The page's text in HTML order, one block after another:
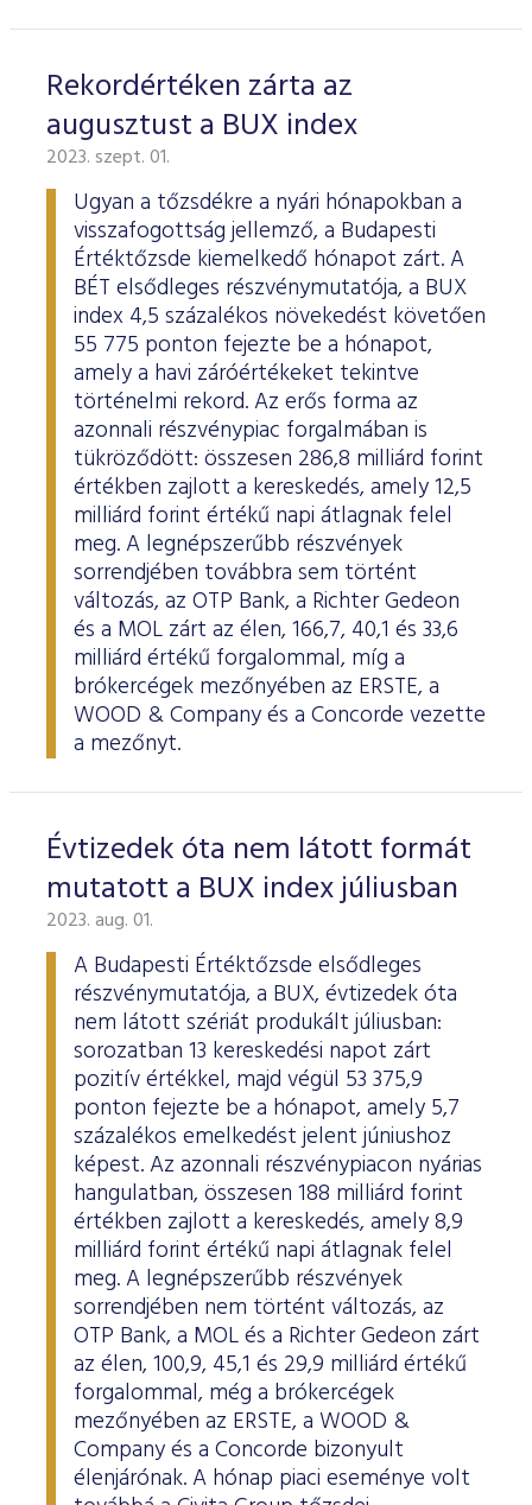
Rekordértéken zárta az
augusztust a BUX index
2023. szept. 01.
Ugyan a tőzsdékre a nyári hónapokban a
visszafogottság jellemző, a Budapesti
Értéktőzsde kiemelkedő hónapot zárt. A
BÉT elsődleges részvénymutatója, a BUX
index 4,5 százalékos növekedést követően
55 775 ponton fejezte be a hónapot,
amely a havi záróértékeket tekintve
történelmi rekord. Az erős forma az
azonnali részvénypiac forgalmában is
tükröződött: összesen 286,8 milliárd forint
értékben zajlott a kereskedés, amely 12,5
milliárd forint értékű napi átlagnak felel
meg. A legnépszerűbb részvények
sorrendjében továbbra sem történt
változás, az OTP Bank, a Richter Gedeon
és a MOL zárt az élen, 166,7, 40,1 és 33,6
milliárd értékű forgalommal, míg a
brókercégek mezőnyében az ERSTE, a
WOOD & Company és a Concorde vezette
a mezőnyt.
Évtizedek óta nem látott formát
mutatott a BUX index júliusban
2023. aug. 01.
A Budapesti Értéktőzsde elsődleges
részvénymutatója, a BUX, évtizedek óta
nem látott szériát produkált júliusban:
sorozatban 13 kereskedési napot zárt
pozitív értékkel, majd végül 53 375,9
ponton fejezte be a hónapot, amely 5,7
százalékos emelkedést jelent júniushoz
képest. Az azonnali részvénypiacon nyárias
hangulatban, összesen 188 milliárd forint
értékben zajlott a kereskedés, amely 8,9
milliárd forint értékű napi átlagnak felel
meg. A legnépszerűbb részvények
sorrendjében nem történt változás, az
OTP Bank, a MOL és a Richter Gedeon zárt
az élen, 100,9, 45,1 és 29,9 milliárd értékű
forgalommal, még a brókercégek
mezőnyében az ERSTE, a WOOD &
Company és a Concorde bizonyult
élenjárónak. A hónap piaci eseménye volt